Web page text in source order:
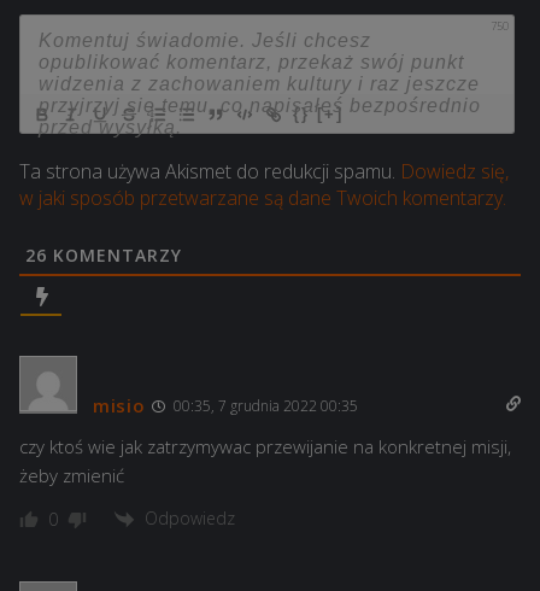
750
{} [+]
Ta strona używa Akismet do redukcji spamu. Dowiedz się,
w jaki sposób przetwarzane są dane Twoich komentarzy.
26 KOMENTARZY
misio 00:35, 7 grudnia 2022 00:35
czy ktoś wie jak zatrzymywac przewijanie na konkretnej misji,
żeby zmienić
0 Odpowiedz